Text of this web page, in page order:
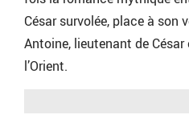
César survolée, place à son
Antoine, lieutenant de
l’Orient.